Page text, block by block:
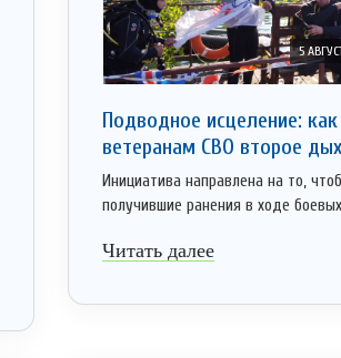
5
Подводное исцеление:
ветеранам СВО второе
Инициатива направлена на то,
получившие ранения в ходе
Читать далее